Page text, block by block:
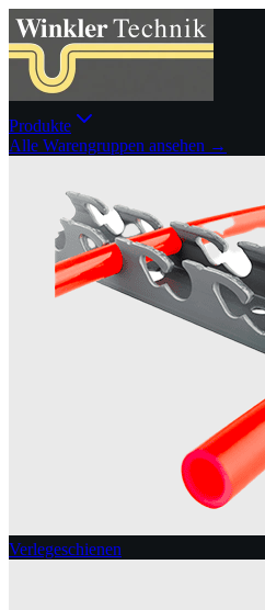
Produkte
Alle Warengruppen ansehen →
Verlegeschienen